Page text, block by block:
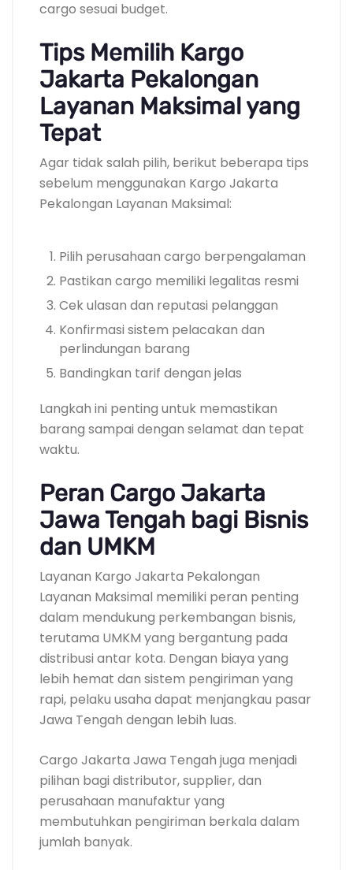
cargo sesuai budget.
Tips Memilih Kargo
Jakarta Pekalongan
Layanan Maksimal yang
Tepat
Agar tidak salah pilih, berikut beberapa tips
sebelum menggunakan Kargo Jakarta
Pekalongan Layanan Maksimal:
Pilih perusahaan cargo berpengalaman
Pastikan cargo memiliki legalitas resmi
Cek ulasan dan reputasi pelanggan
Konfirmasi sistem pelacakan dan
perlindungan barang
Bandingkan tarif dengan jelas
Langkah ini penting untuk memastikan
barang sampai dengan selamat dan tepat
waktu.
Peran Cargo Jakarta
Jawa Tengah bagi Bisnis
dan UMKM
Layanan Kargo Jakarta Pekalongan
Layanan Maksimal memiliki peran penting
dalam mendukung perkembangan bisnis,
terutama UMKM yang bergantung pada
distribusi antar kota. Dengan biaya yang
lebih hemat dan sistem pengiriman yang
rapi, pelaku usaha dapat menjangkau pasar
Jawa Tengah dengan lebih luas.
Cargo Jakarta Jawa Tengah juga menjadi
pilihan bagi distributor, supplier, dan
perusahaan manufaktur yang
membutuhkan pengiriman berkala dalam
jumlah banyak.